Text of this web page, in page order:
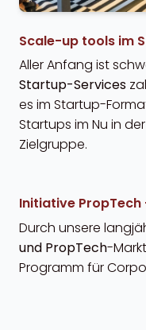
Scale-up tools im
Aller Anfang ist
Startup-Services
es im Startup-
Startups im Nu in
Zielgruppe.
Initiative
Durch unsere
und PropTech-
Programm für